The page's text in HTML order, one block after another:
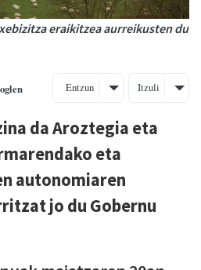
eraikitzea aurreikusten du
Entzun Itzuli
da Aroztegia eta
eta
autonomiaren
jo du Gobernu